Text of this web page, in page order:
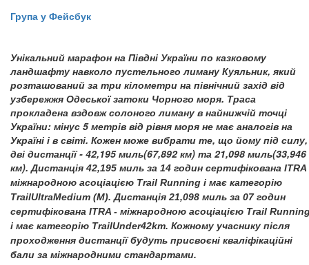
Група у Фейсбук
Унікальний марафон на Півдні України по казковому
ландшафту навколо пустельного лиману Куяльник, який
розташований за три кілометри на північний захід від
узбережжя Одеської затоки Чорного моря. Траса
прокладена вздовж солоного лиману в найнижчій точці
України: мінус 5 метрів від рівня моря не має аналогів на
Україні і в світі. Кожен може вибрати те, що йому під силу,
дві дистанції - 42,195 миль(67,892 км) та 21,098 миль(33,946
км). Дистанція 42,195 миль за 14 годин сертифікована ITRA
міжнародною асоціацією Trail Running і має категорію
TrailUltraMedium (M). Дистанція 21,098 миль за 07 годин
сертифікована ITRA - міжнародною асоціацією Trail
і має категорію TrailUnder42km. Кожному учаснику після
проходження дистанції будуть присвоєні кваліфікаційні
бали за міжнародними стандартами.